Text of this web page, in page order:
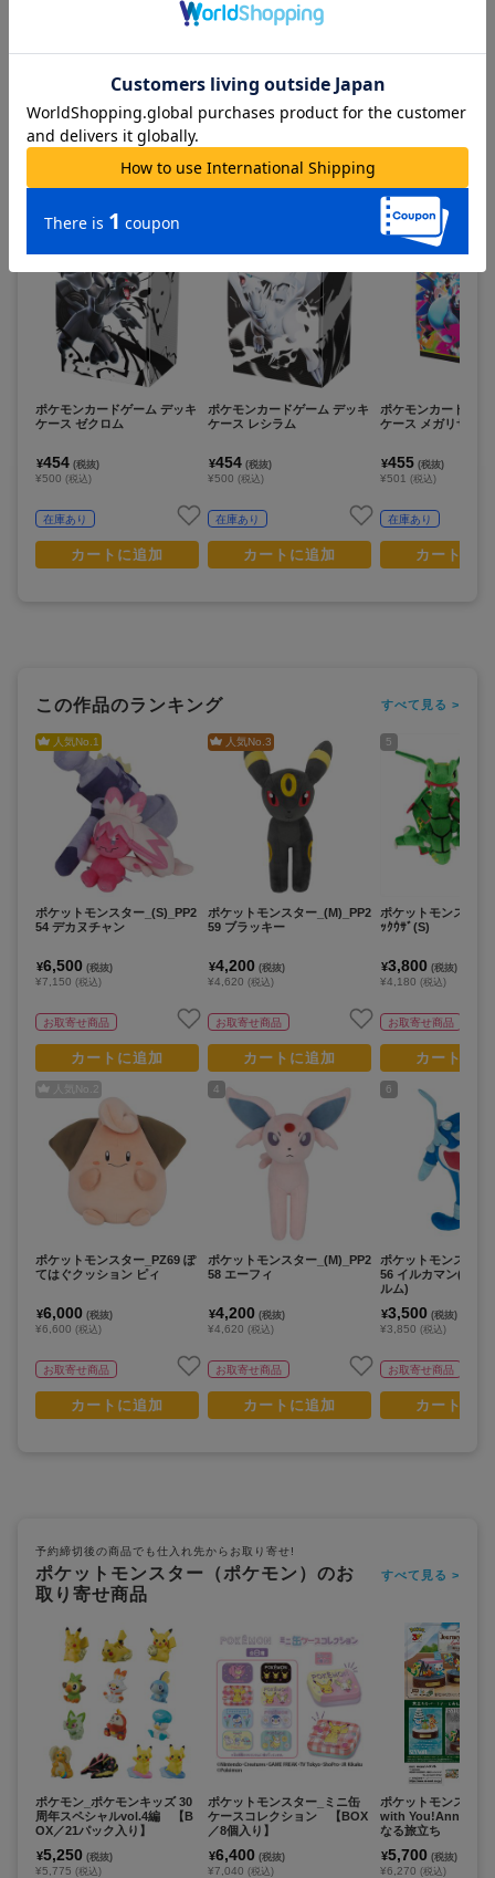
シールド レシラム
¥809 (税抜)
¥890(税込)
ポケモンカードゲーム デッキ
ケース ゼクロム
¥454 (税抜)
¥500 (税込)
在庫あり
カートに追加
シールド ゼクロム
¥809 (税抜)
在庫あり
ポケモンカードゲーム デッキ
ケース レシラム
¥454 (税抜)
¥500 (税込)
在庫あり
カートに追加
OX／21パック入り】
¥5,250 (税抜)
カートに
ポケモンカードゲー
ケース メガリザード
¥455 (税抜)
¥501 (税込)
在庫あり
カートに
この作品のランキング すべて見る >
人気No.1
ポケットモンスター_(S)_PP2
54 デカヌチャン
¥6,500 (税抜)
¥7,150 (税込)
お取寄せ商品
カートに追加
人気No. 2
ポケットモンスター_PZ69 ぽ
てはぐクッション ピィ
¥6,000 (税抜)
¥6,600 (税込)
お取寄せ商品
カートに追加
人気No.3
ポケットモンスター_(M)_PP2
59 ブラッキー
¥4,200 (税抜)
¥4,620 (税込)
お取寄せ商品
カートに追加
4
ポケットモンスター_(M)_PP2
58 エーフィ
¥4,200 (税抜)
¥4,620 (税込)
お取寄せ商品
カートに追加
5
ポケットモンスター
ｯｸｳｻﾞ(S)
¥3,800 (税抜)
¥4,180 (税込)
お取寄せ商品
カートに
6
ポケットモンスター
56 イルカマン(マイ
ルム)
¥3,500 (税抜)
¥3,850 (税込)
お取寄せ商品
カートに
予約締切後の商品でも仕入れ先からお取り寄せ!
ポケットモンスター（ポケモン）のお
取り寄せ商品
すべて見る >
ポケモン_ポケモンキッズ 30
周年スペシャルvol.4編 【B
OX／21パック入り】
¥5,250 (税抜)
¥5,775 (税込)
ポケットモンスター_ミニ缶
ケースコレクション 【BOX
／8個入り】
¥6,400 (税抜)
¥7,040 (税込)
ポケットモンスタ
with
なる旅立ち 【コン
¥5,700 (税抜)
¥6,270 (税込)